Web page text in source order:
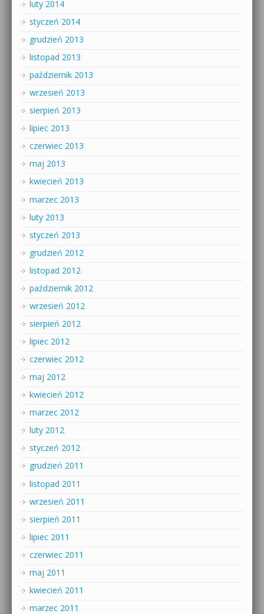
luty 2014
styczeń 2014
grudzień 2013
listopad 2013
październik 2013
wrzesień 2013
sierpień 2013
lipiec 2013
czerwiec 2013
maj 2013
kwiecień 2013
marzec 2013
luty 2013
styczeń 2013
grudzień 2012
listopad 2012
październik 2012
wrzesień 2012
sierpień 2012
lipiec 2012
czerwiec 2012
maj 2012
kwiecień 2012
marzec 2012
luty 2012
styczeń 2012
grudzień 2011
listopad 2011
wrzesień 2011
sierpień 2011
lipiec 2011
czerwiec 2011
maj 2011
kwiecień 2011
marzec 2011